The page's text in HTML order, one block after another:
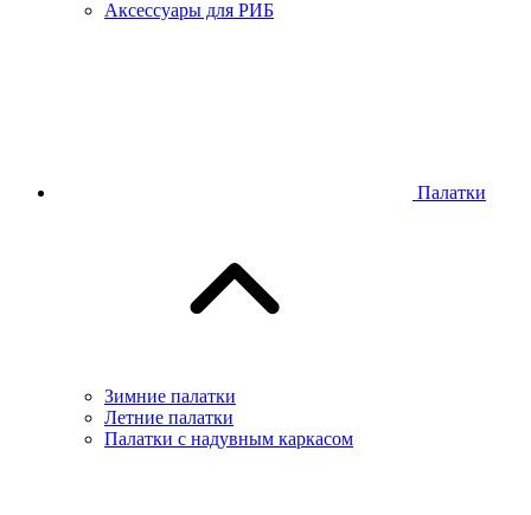
Аксессуары для РИБ
Палатки
Зимние палатки
Летние палатки
Палатки с надувным каркасом